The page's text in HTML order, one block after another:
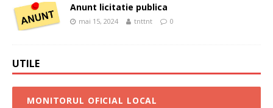
Anunt licitatie publica
mai 15, 2024 tnttnt 0
UTILE
MONITORUL OFICIAL LOCAL